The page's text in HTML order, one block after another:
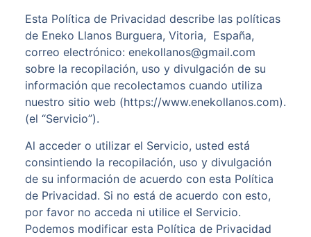
Esta Política de Privacidad describe las políticas
de Eneko Llanos Burguera, Vitoria, España,
correo electrónico: enekollanos@gmail.com
sobre la recopilación, uso y divulgación de su
información que recolectamos cuando utiliza
nuestro sitio web (https://www.enekollanos.com).
(el “Servicio”).
Al acceder o utilizar el Servicio, usted está
consintiendo la recopilación, uso y divulgación
de su información de acuerdo con esta Política
de Privacidad. Si no está de acuerdo con esto,
por favor no acceda ni utilice el Servicio.
Podemos modificar esta Política de Privacidad